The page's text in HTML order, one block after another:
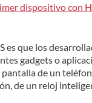
dispositivo con
es que los
gadgets o
de un
de un reloj